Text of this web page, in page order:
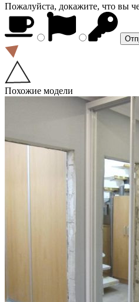
Пожалуйста, докажите, что вы
Похожие модели